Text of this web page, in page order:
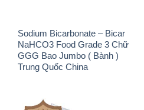
Sodium Bicarbonate – Bicar
NaHCO3 Food Grade 3 Chữ
GGG Bao Jumbo ( Bành )
Trung Quốc China